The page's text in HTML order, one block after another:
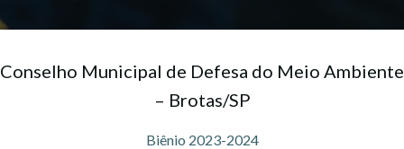
Conselho Municipal de Defesa do Meio Ambiente
– Brotas/SP
Biênio 2023-2024